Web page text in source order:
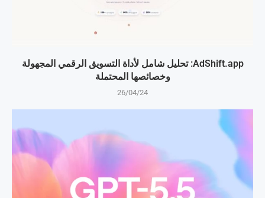
AdShift.app: تحليل شامل لأداة التسويق الرقمي المجهولة
وخصائصها المحتملة
26/04/24